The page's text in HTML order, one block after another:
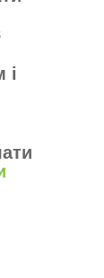
і